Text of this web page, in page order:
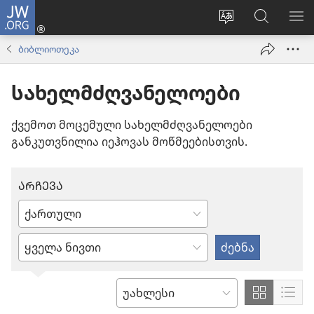
JW.ORG
ვებსაიტის
შეცვლა
შესვლა
(გაიხსნება
ფანჯარა)
ძებნა
JW.ORG
ბიბლიოთეკა
სახელმძღვანელოები
ქვემოთ მოცემული სახელმძღვანელოები
განკუთვნილია იეჰოვას მოწმეებისთვის.
ᲐᲠᲩᲔᲕᲐ
ჩაწერე
ან
აირჩიე
შეიყვანეთ
ან
ᲓᲐᲮᲐᲠᲘᲡᲮᲔᲑᲐ
აჩვენეთ